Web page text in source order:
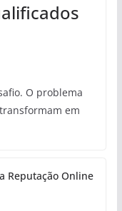
O problema
em
Reputação Online